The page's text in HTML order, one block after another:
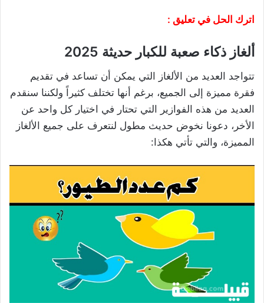
اترك الحل في تعليق :
ألغاز ذكاء صعبة للكبار حديثة 2025
تتواجد العديد من الألغاز التي يمكن أن تساعد في تقديم
فقرة مميزة إلى الجميع، برغم أنها تختلف كثيراً ولكننا سنقدم
العديد من هذه الفوازير التي تحتار في اختيار كل واحد عن
الأخر، دعونا نخوض حديث مطول لنتعرف على جميع الألغاز
المميزة، والتي تأتي هكذا: